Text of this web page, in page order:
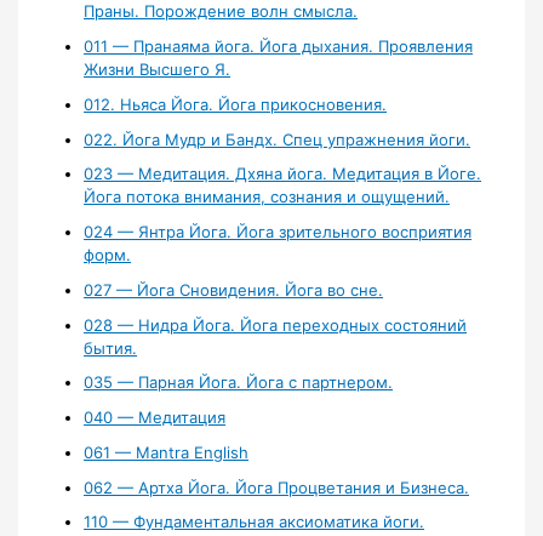
Праны. Порождение волн смысла.
011 — Пранаяма йога. Йога дыхания. Проявления
Жизни Высшего Я.
012. Ньяса Йога. Йога прикосновения.
022. Йога Мудр и Бандх. Спец упражнения йоги.
023 — Медитация. Дхяна йога. Медитация в Йоге.
Йога потока внимания, сознания и ощущений.
024 — Янтра Йога. Йога зрительного восприятия
форм.
027 — Йога Сновидения. Йога во сне.
028 — Нидра Йога. Йога переходных состояний
бытия.
035 — Парная Йога. Йога с партнером.
040 — Медитация
061 — Mantra English
062 — Артха Йога. Йога Процветания и Бизнеса.
110 — Фундаментальная аксиоматика йоги.